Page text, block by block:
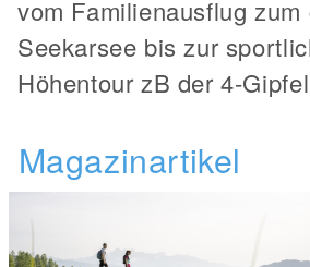
vom Familienausflug zum
Seekarsee bis zur
Höhentour zB der 4-
Magazinartikel